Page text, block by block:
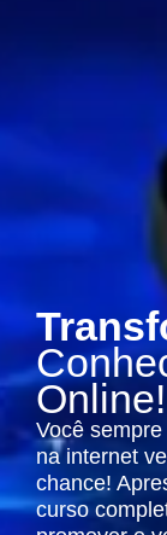
Online!
Você
na internet
chance!
curso